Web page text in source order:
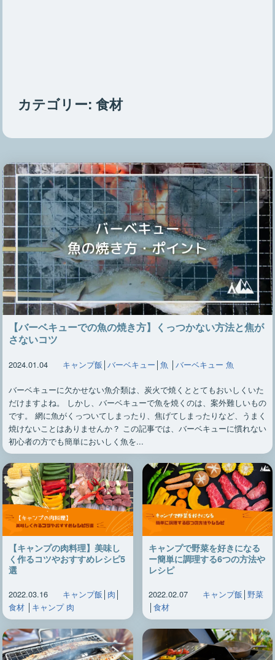
カテゴリー: 食材
【バーベキューでの魚の焼き方】くっつかない方法と焦が
さないコツ
2024.01.04 キャンプ飯 │ バーベキュー │ 魚 │ バーベキュー 魚
バーベキューに欠かせない魚介類は、炭火で焼くととてもおいしくいた
だけますよね。 しかし、バーベキューで魚を焼くのは、案外難しいもの
です。 網に魚がくっついてしまったり、焦げてしまったりなど、うまく
焼けないことはありませんか？ この記事では、バーベキューに慣れない
初心者の方でも簡単においしく魚を...
【キャンプの肉料理】美味し
く作るコツやおすすめレシピ5
選
2022.03.16 キャンプ飯 肉
食材│ キャンプ 肉
キャンプで野菜を好きになる
ー簡単に調理する6つの方法や
レシピ
2022.02.07 キャンプ飯 野菜
食材